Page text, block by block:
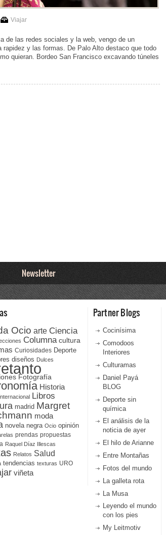
Viajar
de las redes sociales y la web, vengo de un
y las formas. De Palo Alto destaco que todo
quieran. Bordeo San Francisco excavando túneles
Newsletter
Ocio arte Ciencia
Columna cultura
Curiosidades Deporte
diseños Dulces
Fotografía
Historia
Libros
madrid Margret
moda
novela negra Ocio opinión
prendas propuestas
Raquel Díaz Illescas
Relatos Salud
tendencias texturas URO
viñeta
Partner Blogs
Cocinísima
Comodoos
Interiores
Culturamas
Daniel Payá
BLOG
Deporte sin
química
El análisis de la
noticia de ayer
El hilo de Arianne
Entre Montañas
Fotos del mundo
La galleta rota
La Musa
Leyendo el mundo
con los pies
My Leitmotiv